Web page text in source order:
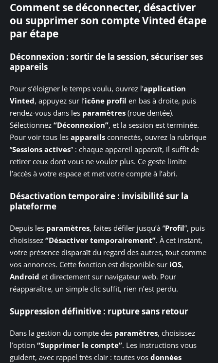
Comment se déconnecter, désactiver
ou supprimer son compte Vinted étape
par étape
Déconnexion : sortir de la session, sécuriser ses
appareils
Pour s’éloigner le temps voulu, ouvrez l’application
Vinted, appuyez sur l’icône profil en bas à droite, puis
rendez-vous dans les paramètres (roue dentée).
Sélectionnez “Déconnexion”, et la session est terminée.
Pour voir tous les appareils connectés, ouvrez la rubrique
“Sessions actives” : chaque appareil apparaît, il suffit de
retirer ceux dont vous ne voulez plus. Ce geste limite
l’accès à votre espace et met votre compte à l’abri.
Désactivation temporaire : invisibilité sur la
plateforme
Depuis les paramètres, faites défiler jusqu’à “Profil”, puis
choisissez “Désactiver temporairement”. À cet instant,
votre présence disparaît du regard des autres, tout comme
vos annonces. Cette fonction est disponible sur iOS,
Android et directement sur navigateur web. Pour
réapparaître, un simple clic suffit, rien n’est perdu.
Suppression définitive : rupture sans retour
Dans la gestion du compte des paramètres, choisissez
l’option “Supprimer le compte”. Les instructions vous
guident, avec rappel très clair : toutes vos données